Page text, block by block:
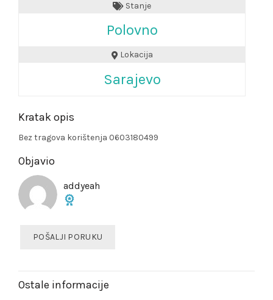
Stanje
Polovno
Lokacija
Sarajevo
Kratak opis
Bez tragova korištenja 0603180499
Objavio
addyeah
POŠALJI PORUKU
Ostale informacije